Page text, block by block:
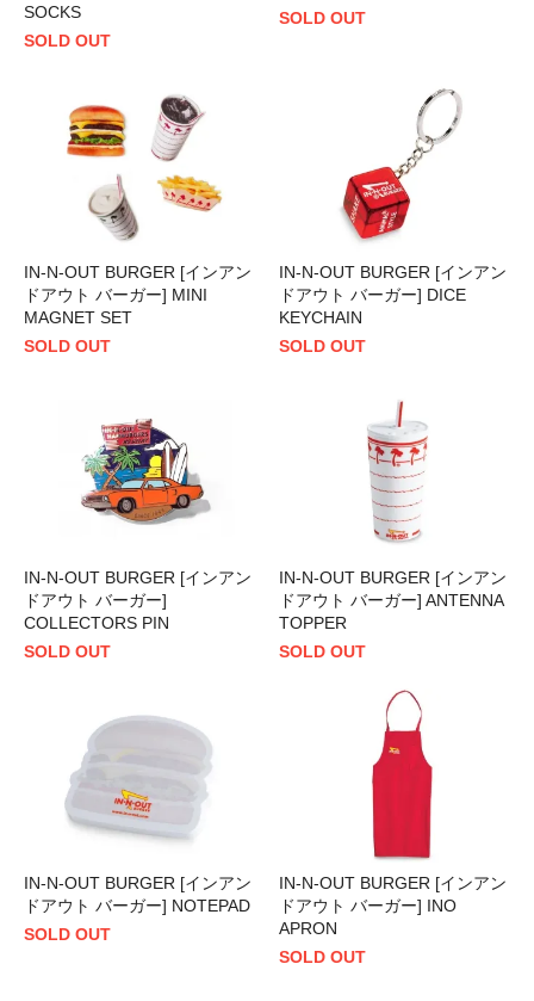
SOCKS
SOLD OUT
SOLD OUT
IN-N-OUT BURGER [インアン
ドアウト バーガー] MINI
MAGNET SET
SOLD OUT
IN-N-OUT BURGER [インアン
ドアウト バーガー] DICE
KEYCHAIN
SOLD OUT
IN-N-OUT BURGER [インアン
ドアウト バーガー]
COLLECTORS PIN
SOLD OUT
IN-N-OUT BURGER [インアン
ドアウト バーガー] ANTENNA
TOPPER
SOLD OUT
IN-N-OUT BURGER [インアン
ドアウト バーガー] NOTEPAD
SOLD OUT
IN-N-OUT BURGER [インアン
ドアウト バーガー] INO
APRON
SOLD OUT